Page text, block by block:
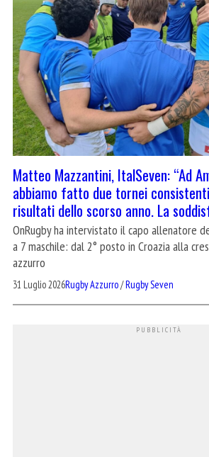
Matteo Mazzantini, ItalSeven: “Ad
abbiamo fatto due tornei
risultati dello scorso anno. La
OnRugby ha intervistato il capo allenatore
a 7 maschile: dal 2° posto in Croazia alla
azzurro
31 Luglio 2026Rugby Azzurro/Rugby Seven